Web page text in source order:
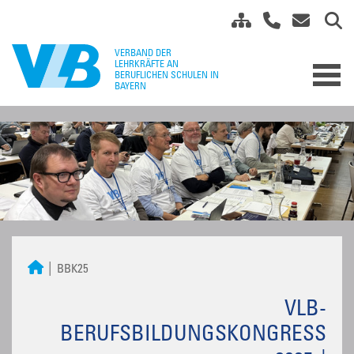
BBK25
VLB-
BERUFSBILDUNGSKONGRESS